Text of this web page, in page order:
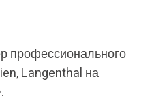
профессионального
Langenthal на